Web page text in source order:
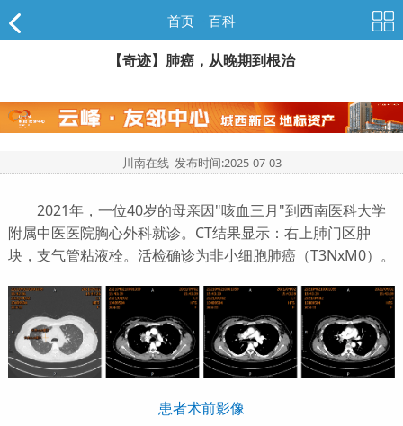
首页 百科
【奇迹】肺癌，从晚期到根治
川南在线 发布时间:2025-07-03
2021年，一位40岁的母亲因"咳血三月"到西南医科大学
附属中医医院胸心外科就诊。CT结果显示：右上肺门区肿
块，支气管粘液栓。活检确诊为非小细胞肺癌（T3NxM0）。
患者术前影像